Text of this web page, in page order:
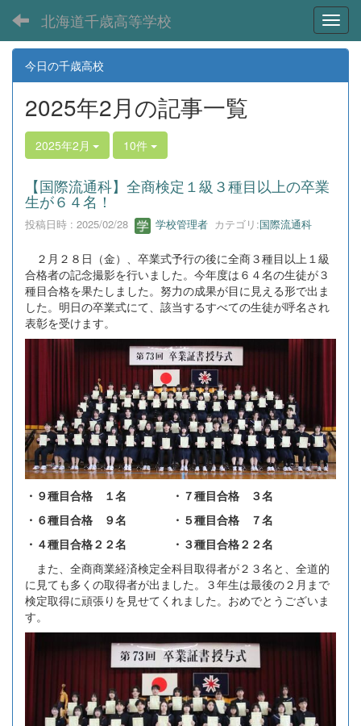
北海道千歳高等学校
今日の千歳高校
2025年2月の記事一覧
2025年2月 10件
【国際流通科】全商検定１級３種目以上の卒業
生が６４名！
投稿日時 : 2025/02/28 学校管理者 カテゴリ:国際流通科
２月２８日（金）、卒業式予行の後に全商３種目以上１級
合格者の記念撮影を行いました。今年度は６４名の生徒が３
種目合格を果たしました。努力の成果が目に見える形で出ま
した。明日の卒業式にて、該当するすべての生徒が呼名され
表彰を受けます。
・９種目合格 １名 ・７種目合格 ３名
・６種目合格 ９名 ・５種目合格 ７名
・４種目合格２２名 ・３種目合格２２名
また、全商商業経済検定全科目取得者が２３名と、全道的
に見ても多くの取得者が出ました。３年生は最後の２月まで
検定取得に頑張りを見せてくれました。おめでとうございま
す。